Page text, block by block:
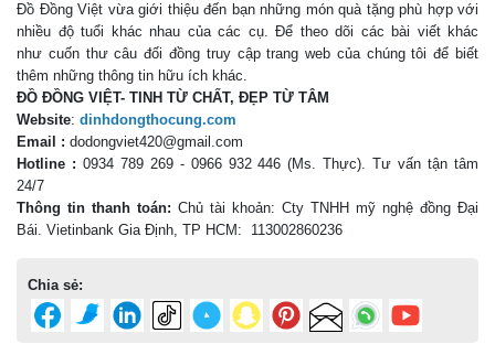
Đồ Đồng Việt vừa giới thiệu đến bạn những món quà tặng phù hợp với
nhiều độ tuổi khác nhau của các cụ. Để theo dõi các bài viết khác
như cuốn thư câu đối đồng truy cập trang web của chúng tôi để biết
thêm những thông tin hữu ích khác.
ĐỒ ĐỒNG VIỆT- TINH TỪ CHẤT, ĐẸP TỪ TÂM
Website: dinhdongthocung.com
Email : dodongviet420@gmail.com
Hotline : 0934 789 269 - 0966 932 446 (Ms. Thực). Tư vấn tận tâm
24/7
Thông tin thanh toán: Chủ tài khoản: Cty TNHH mỹ nghệ đồng Đại
Bái. Vietinbank Gia Định, TP HCM: 113002860236
Chia sẻ: